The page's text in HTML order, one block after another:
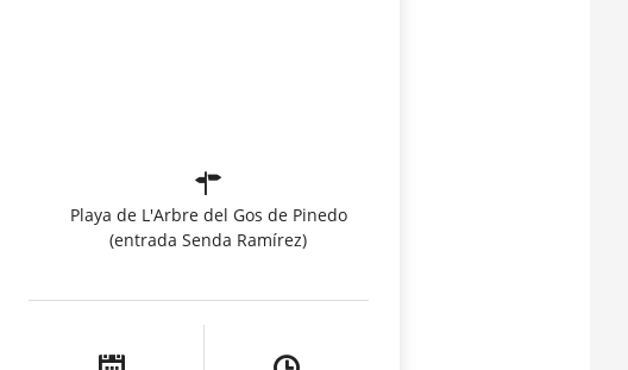
Playa de L'Arbre del Gos de Pinedo
(entrada Senda Ramírez)